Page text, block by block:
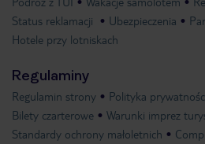
Status reklamacji
Ubezpieczenia
Hotele przy lotniskach
Regulaminy
Regulamin strony Polityka
Bilety czarterowe
Warunki imprez
Standardy ochrony małoletnich